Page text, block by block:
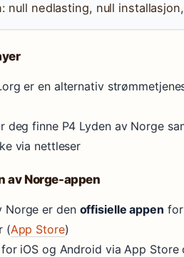
null nedlasting, null
er en alternativ
deg finne P4 Lyden av Norge
via nettleser
av Norge-appen
Norge er den offisielle appen
(App Store)
iOS og Android via App Store